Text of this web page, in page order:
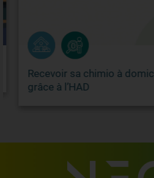
Recevoir sa chimio à
grâce à l’HAD